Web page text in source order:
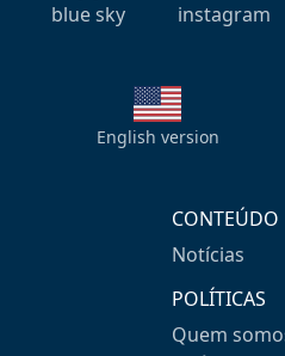
blue sky instagram
English version
CONTEÚDO
Notícias
POLÍTICAS
Quem